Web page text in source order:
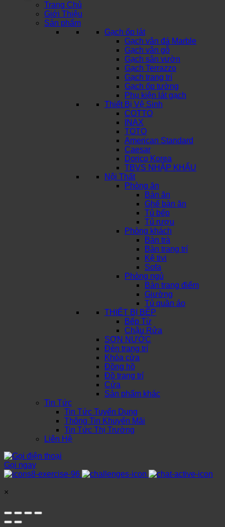
Trang Chủ
Giới Thiệu
Sản phẩm
Gạch ốp lát
Gạch vân đá Marble
Gạch vân gỗ
Gạch sân vườn
Gạch Terrazzo
Gạch trang trí
Gạch ốp tường
Phụ kiện lát gạch
Thiết Bị Vệ Sinh
COTTO
INAX
TOTO
American Standard
Caesar
Dorico Korea
TBVS NHẬP KHẨU
Nội Thất
Phòng ăn
Bàn ăn
Ghế bàn ăn
Tủ bếp
Tủ rượu
Phòng khách
Bàn trà
Bàn trang trí
Kệ tivi
Sofa
Phòng ngủ
Bàn trang điểm
Giường
Tủ quần áo
THIẾT BỊ BẾP
Bếp Từ
Chậu Rửa
SƠN NƯỚC
Đèn trang trí
Khóa cửa
Đồng hồ
Đồ trang trí
Cửa
Sản phẩm khác
Tin Tức
Tin Tức Tuyển Dụng
Thông Tin Khuyến Mãi
Tin Tức Thị Trường
Liên Hệ
Gọi ngay
×